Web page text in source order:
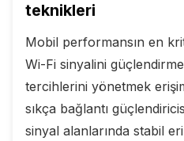
teknikleri
Mobil performansın en
Wi-Fi sinyalini
tercihlerini yönetmek
sıkça bağlantı
sinyal alanlarında stabil